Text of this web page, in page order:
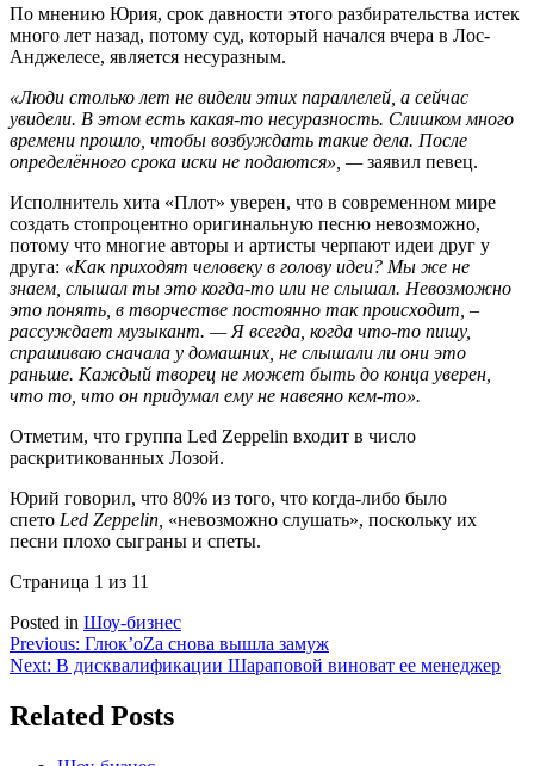
По мнению Юрия, срок давности этого разбирательства истек
много лет назад, потому суд, который начался вчера в Лос-
Анджелесе, является несуразным.
«Люди столько лет не видели этих параллелей, а сейчас
увидели. В этом есть какая-то несуразность. Слишком много
времени прошло, чтобы возбуждать такие дела. После
определённого срока иски не подаются», —заявил певец.
Исполнитель хита «Плот» уверен, что в современном мире
создать стопроцентно оригинальную песню невозможно,
потому что многие авторы и артисты черпают идеи друг у
друга: «Как приходят человеку в голову идеи? Мы же не
знаем, слышал ты это когда-то или не слышал. Невозможно
это понять, в творчестве постоянно так происходит, –
рассуждает музыкант. — Я всегда, когда что-то пишу,
спрашиваю сначала у домашних, не слышали ли они это
раньше. Каждый творец не может быть до конца уверен,
что то, что он придумал ему не навеяно кем-то».
Отметим, что группа Led Zeppelin входит в число
раскритикованных Лозой.
Юрий говорил, что 80% из того, что когда-либо было
спето Led Zeppelin, «невозможно слушать», поскольку их
песни плохо сыграны и спеты.
Страница 1 из 11
Posted in Шоу-бизнес
Навигация
по
записям
Previous: Глюк’oZа снова вышла замуж
Next: В дисквалификации Шараповой виноват ее менеджер
Related Posts